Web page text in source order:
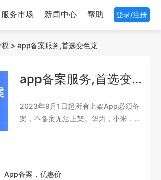
服务市场 新闻中心 帮助 登录/注册
>app备案服务,首选变色龙
app备案服务,首选变色龙
2023年9月1日起所有上架App必须备
案，不备案无法上架。华为，小米，
App备案，优惠价